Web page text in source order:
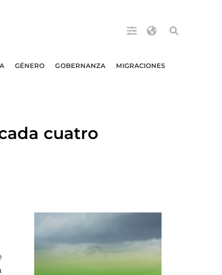
GÉNERO GOBERNANZA MIGRACIONES
cuatro